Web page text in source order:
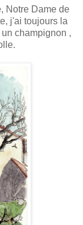
Notre Dame de
j'ai toujours la
champignon ,